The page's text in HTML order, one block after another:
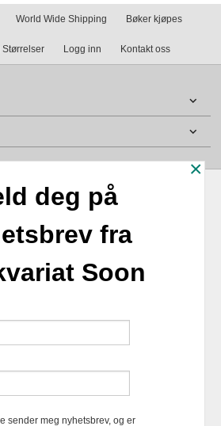
World Wide Shipping Bøker kjøpes
Størrelser Logg inn Kontakt oss
Sikkerhet og personvern
Nyhetsbrev
924817518
bedre kjøpsopplevelse og
cookies hovedsaklig til å
×
deg på
fra
Soon
sender meg nyhetsbrev, og er